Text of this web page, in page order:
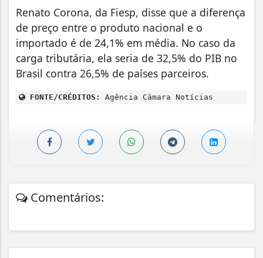
Renato Corona, da Fiesp, disse que a diferença
de preço entre o produto nacional e o
importado é de 24,1% em média. No caso da
carga tributária, ela seria de 32,5% do PIB no
Brasil contra 26,5% de países parceiros.
FONTE/CRÉDITOS: Agência Câmara Notícias
Comentários: